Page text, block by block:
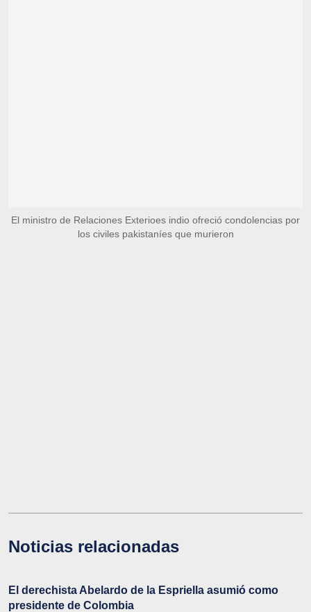
El ministro de Relaciones Exterioes indio ofreció condolencias por
los civiles pakistaníes que murieron
Noticias relacionadas
El derechista Abelardo de la Espriella asumió como
presidente de Colombia